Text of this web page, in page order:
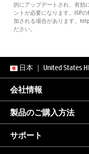
的にアップデートされ、有効
ントが必要になります。ISP
加される場合があります。
ださい。
日本 ｜ United States
会社情報
製品のご購入方法
サポート